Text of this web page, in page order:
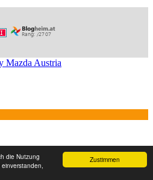
Zustimmen
die Nutzung